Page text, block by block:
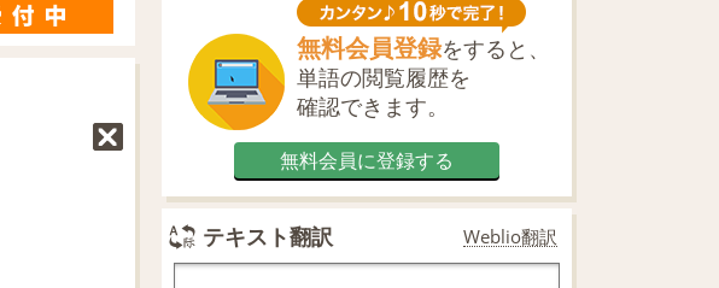
無料会員登録をすると、
単語の閲覧履歴を
確認できます。
無料会員に登録する
テキスト翻訳 Weblio翻訳